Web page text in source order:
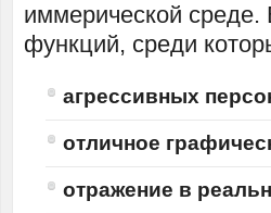
иммерической среде.
функций, среди
агрессивных
отличное
отражение в